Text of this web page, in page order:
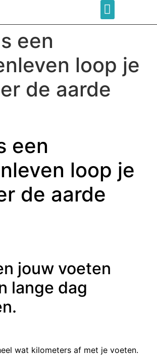
een
loop je
de aarde
een
loop je
de aarde
jouw voeten
lange dag
wat kilometers af met je voeten.